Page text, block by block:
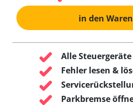
in den
Alle
Fehler lesen &
Parkbremse